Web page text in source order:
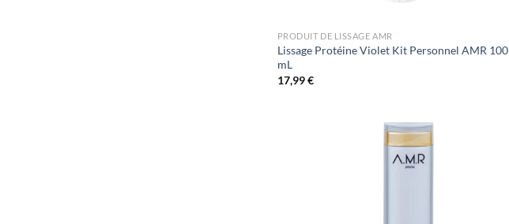
PRODUIT DE LISSAGE AMR
Lissage Protéine Violet Kit Personnel AMR 100
mL
17,99€